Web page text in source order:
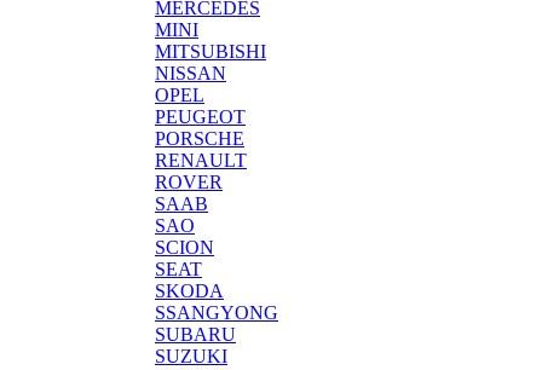
MERCEDES
MINI
MITSUBISHI
NISSAN
OPEL
PEUGEOT
PORSCHE
RENAULT
ROVER
SAAB
SAO
SCION
SEAT
SKODA
SSANGYONG
SUBARU
SUZUKI